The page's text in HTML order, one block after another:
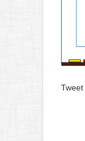
Tweet